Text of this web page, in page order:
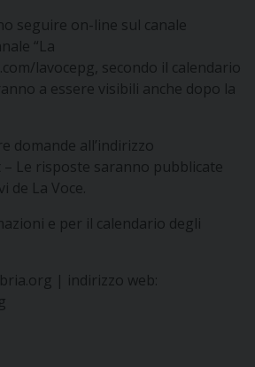
seguire on-line sul canale
“La
lavocepg , secondo il calendario
a essere visibili anche dopo la
domande all’indirizzo
– Le risposte saranno pubblicate
de La Voce.
e per il calendario degli
| indirizzo web: